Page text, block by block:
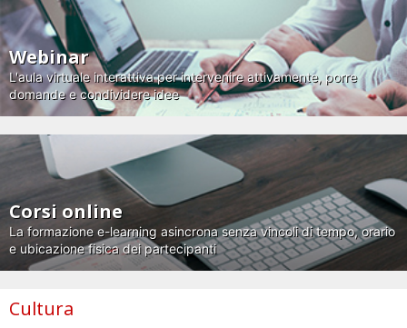
Webinar
L'aula virtuale interattiva per intervenire attivamente, porre
domande e condividere idee
Corsi online
La formazione e-learning asincrona senza vincoli di tempo, orario
e ubicazione fisica dei partecipanti
Cultura